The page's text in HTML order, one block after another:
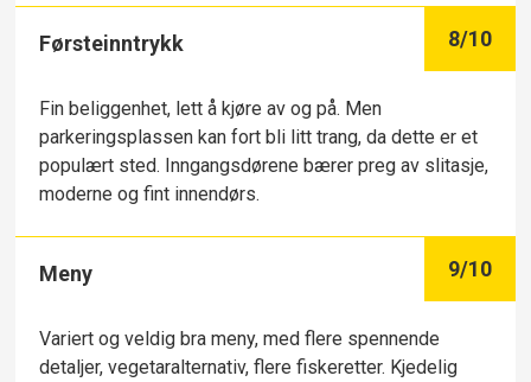
Førsteinntrykk 8/10
Fin beliggenhet, lett å kjøre av og på. Men
parkeringsplassen kan fort bli litt trang, da dette er et
populært sted. Inngangsdørene bærer preg av slitasje,
moderne og fint innendørs.
Meny 9/10
Variert og veldig bra meny, med flere spennende
detaljer, vegetaralternativ, flere fiskeretter. Kjedelig